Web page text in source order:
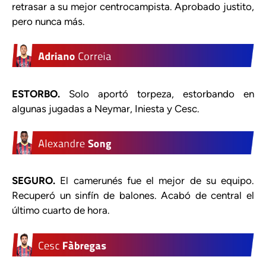
retrasar a su mejor centrocampista. Aprobado justito,
pero nunca más.
ESTORBO. Solo aportó torpeza, estorbando en
algunas jugadas a Neymar, Iniesta y Cesc.
SEGURO. El camerunés fue el mejor de su equipo.
Recuperó un sinfín de balones. Acabó de central el
último cuarto de hora.